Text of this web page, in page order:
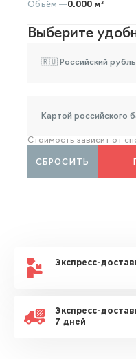
Объём —0.000 м³
Выберите
🇷🇺 Российский рубль
Картой российского
Стоимость зависит от
СБРОСИТЬ
Экспресс-
Экспресс-
7 дней